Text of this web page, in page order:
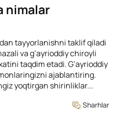
nimalar
tayyorlanishni taklif qiladi
va g’ayrioddiy chiroyli
taqdim etadi. G’ayrioddiy
ajablantiring.
yoqtirgan shirinliklar...
Sharhlar